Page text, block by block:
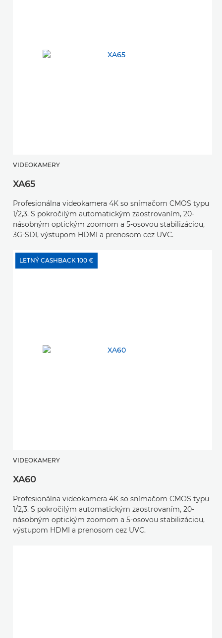
VIDEOKAMERY
XA65
Profesionálna videokamera 4K so snímačom CMOS typu
1/2,3. S pokročilým automatickým zaostrovaním, 20-
násobným optickým zoomom a 5-osovou stabilizáciou,
3G-SDI, výstupom HDMI a prenosom cez UVC.
LETNÝ CASHBACK 100 €
VIDEOKAMERY
XA60
Profesionálna videokamera 4K so snímačom CMOS typu
1/2,3. S pokročilým automatickým zaostrovaním, 20-
násobným optickým zoomom a 5-osovou stabilizáciou,
výstupom HDMI a prenosom cez UVC.